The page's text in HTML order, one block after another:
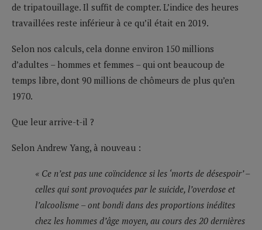
de tripatouillage. Il suffit de compter. L’indice des heures
travaillées reste inférieur à ce qu’il était en 2019.
Selon nos calculs, cela donne environ 150 millions
d’adultes – hommes et femmes – qui ont beaucoup de
temps libre, dont 90 millions de chômeurs de plus qu’en
1970.
Que leur arrive-t-il ?
Selon Andrew Yang, à nouveau :
« Ce n’est pas une coïncidence si les ‘morts de désespoir’ –
celles qui sont provoquées par le suicide, l’overdose et
l’alcoolisme – ont bondi dans des proportions inédites
chez les hommes d’âge moyen, au cours des 20 dernières